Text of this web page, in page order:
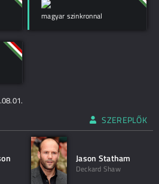
magyar szinkronnal
SZEREPLŐK
Jason Statham
Deckard Shaw